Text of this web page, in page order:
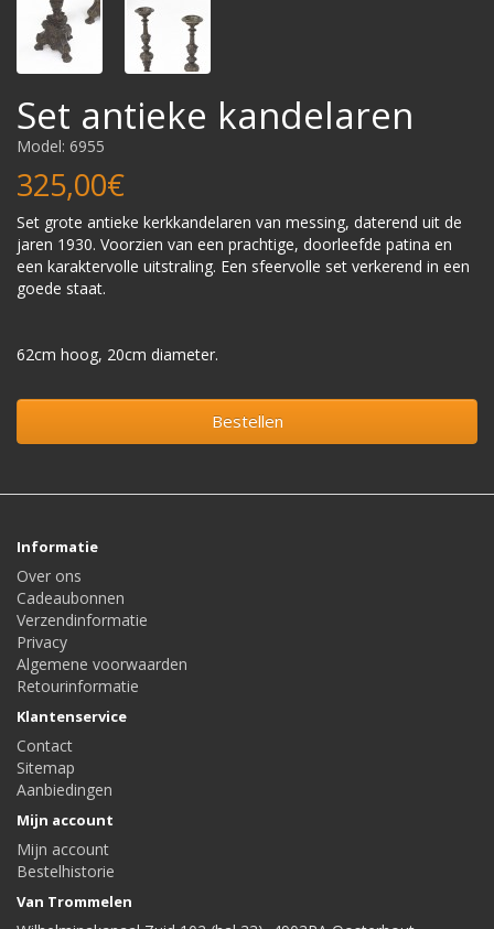
Set antieke kandelaren
Model: 6955
325,00€
Set grote antieke kerkkandelaren van messing, daterend uit de
jaren 1930. Voorzien van een prachtige, doorleefde patina en
een karaktervolle uitstraling. Een sfeervolle set verkerend in een
goede staat.
62cm hoog, 20cm diameter.
Bestellen
Informatie
Over ons
Cadeaubonnen
Verzendinformatie
Privacy
Algemene voorwaarden
Retourinformatie
Klantenservice
Contact
Sitemap
Aanbiedingen
Mijn account
Mijn account
Bestelhistorie
Van Trommelen